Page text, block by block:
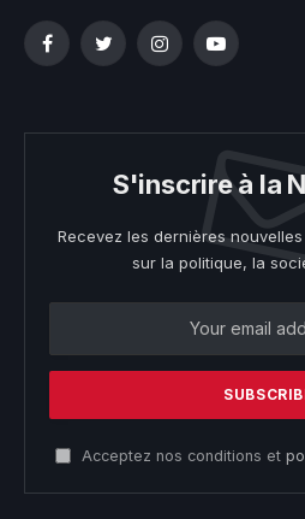
FacebookTwitterInstagramYouTube
S'inscrire à la
Recevez les dernières
sur la politique, la
Acceptez nos conditions et